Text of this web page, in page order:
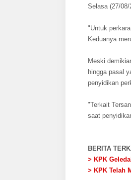
Selasa (27/08/
"Untuk
Keduanya
Meski
hingga pasal
penyidikan
"Terkait
saat
BERITA
> KPK
> KPK Telah